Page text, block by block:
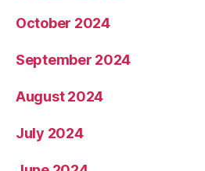
October 2024
September 2024
August 2024
July 2024